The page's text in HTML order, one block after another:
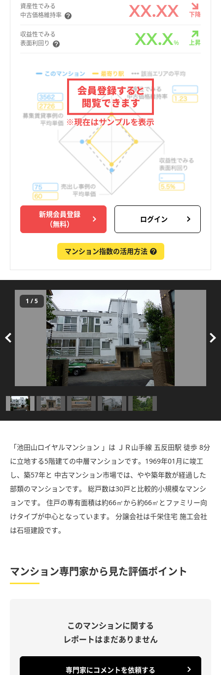
資産性でみる
中古価格維持率
XX.XX 下降
収益性でみる
表面利回り
XX.X% 上昇
新規会員登録
（無料）
ログイン
マンション指数の活用方法
1 /5
「池田山ロイヤルマンション 」は ＪＲ山手線 五反田駅 徒歩 8分
に立地する5階建ての中層マンションです。1969年01月に竣工
し、築57年と 中古マンション市場では、やや築年数が経過した
部類のマンションです。 総戸数は30戸と比較的小規模なマンシ
ョンです。 住戸の専有面積は約66㎡から約66㎡とファミリー向
けタイプが中心となっています。 分譲会社は千栄住宅 施工会社
は石垣建設です。
マンション専門家から見た評価ポイント
このマンションに関する
レポートはまだありません
専門家にコメントを依頼する